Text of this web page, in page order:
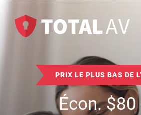
PRIX LE PLUS BAS DE
Écon.$80